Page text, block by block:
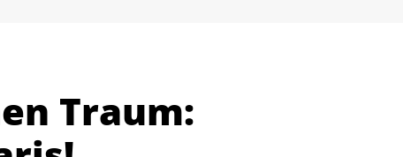
Traum: